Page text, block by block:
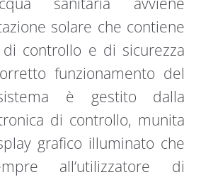
solare che contiene
controllo e di sicurezza
funzionamento del
è gestito dalla
di controllo, munita
grafico illuminato che
all’utilizzatore di